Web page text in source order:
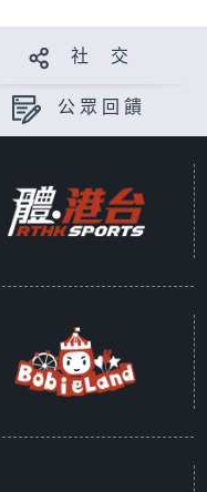
社 交
公眾回饋